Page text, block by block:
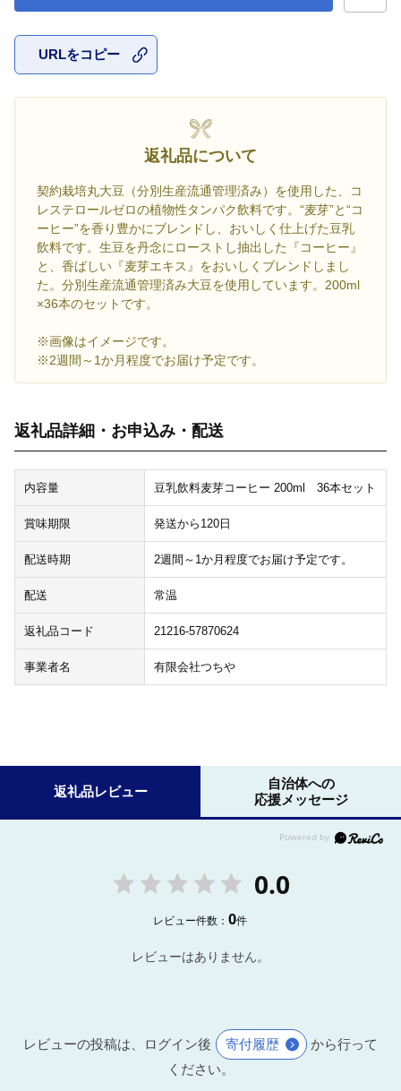
URLをコピー
返礼品について
契約栽培丸大豆（分別生産流通管理済み）を使用した、コ
レステロールゼロの植物性タンパク飲料です。“麦芽”と“コ
ーヒー”を香り豊かにブレンドし、おいしく仕上げた豆乳
飲料です。生豆を丹念にローストし抽出した『コーヒー』
と、香ばしい『麦芽エキス』をおいしくブレンドしまし
た。分別生産流通管理済み大豆を使用しています。200ml
×36本のセットです。
※画像はイメージです。
※2週間～1か月程度でお届け予定です。
返礼品詳細・お申込み・配送
内容量 豆乳飲料麦芽コーヒー 200ml 36本セット
賞味期限 発送から120日
配送時期 2週間～1か月程度でお届け予定です。
配送 常温
返礼品コード 21216-57870624
事業者名 有限会社つちや
返礼品レビュー
自治体への
応援メッセージ
0.0
レビュー件数：0件
レビューはありません。
レビューの投稿は、ログイン後 寄付履歴
から行って
ください。